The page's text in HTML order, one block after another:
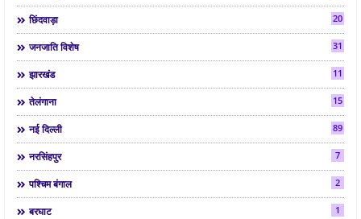
छिंदवाड़ा 20
जनजाति विशेष 31
झारखंड 11
तेलंगाना 15
नई दिल्ली 89
नरसिंहपुर 7
पश्चिम बंगाल 2
बरघाट 1